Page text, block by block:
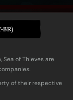
BR)
of Thieves are
of their respective